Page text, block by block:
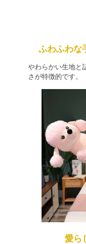
ふわふわな
やわらかい生地と
さが特徴的です。
愛ら